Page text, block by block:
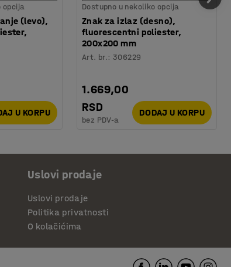
opcija
(levo),
U KORPU
Dostupno u nekoliko opcija
Znak za izlaz (desno),
fluorescentni poliester,
200x200 mm
Art. br.:306229
1.669,00
RSD
bez PDV-a
DODAJ U KORPU
Uslovi prodaje
Uslovi prodaje
Politika privatnosti
O kolačićima